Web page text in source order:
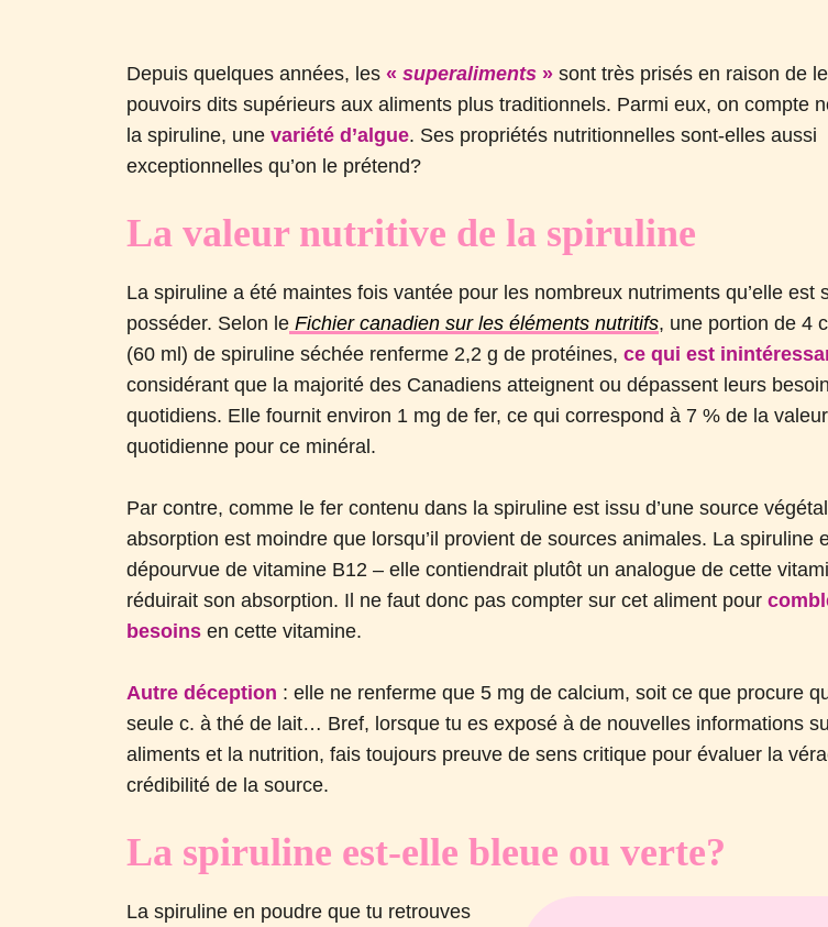
Depuis quelques années, les«superaliments » sont très prisés en raison de
pouvoirs dits supérieurs aux aliments plus traditionnels. Parmi eux, on compte
la spiruline, unevariété d’algue. Ses propriétés nutritionnelles sont-elles aussi
exceptionnelles qu’on le prétend?
La valeur nutritive de la spiruline
La spiruline a été maintes fois vantée pour les nombreux nutriments qu’elle est
posséder. Selon le Fichier canadien sur les éléments nutritifs, une portion de 4
(60 ml) de spiruline séchée renferme 2,2 g de protéines,ce qui est
considérant que la majorité des Canadiens atteignent ou dépassent leurs
quotidiens. Elle fournit environ 1 mg de fer, ce qui correspond à 7 % de la valeur
quotidienne pour ce minéral.
Par contre, comme le fer contenu dans la spiruline est issu d’une source
absorption est moindre que lorsqu’il provient de sources animales. La spiruline
dépourvue de vitamine B12 – elle contiendrait plutôt un analogue de cette
réduirait son absorption. Il ne faut donc pas compter sur cet aliment pour
besoins en cette vitamine.
Autre déception : elle ne renferme que 5 mg de calcium, soit ce que procure
seule c. à thé de lait… Bref, lorsque tu es exposé à de nouvelles informations
aliments et la nutrition, fais toujours preuve de sens critique pour évaluer la
crédibilité de la source.
La spiruline est-elle bleue ou verte?
La spiruline en poudre que tu retrouves